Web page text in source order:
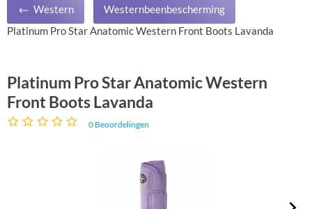
Western
Westernbeenbescherming
Platinum Pro Star Anatomic Western Front Boots Lavanda
Platinum Pro Star Anatomic Western
Front Boots Lavanda
0 Beoordelingen